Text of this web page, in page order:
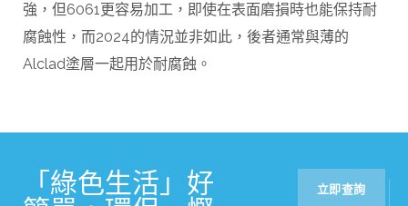
強，但6061更容易加工，即使在表面磨損時也能保持耐
腐蝕性，而2024的情況並非如此，後者通常與薄的
Alclad塗層一起用於耐腐蝕。
「綠色生活」好 立即查詢